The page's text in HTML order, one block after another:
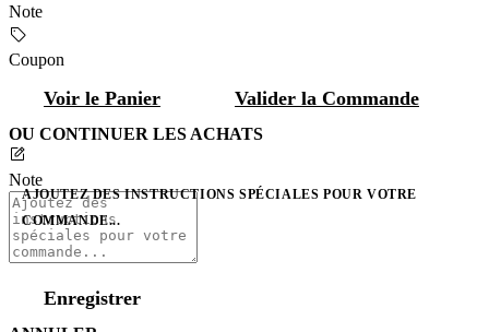
Note
Coupon
Voir le Panier Valider la Commande
OU CONTINUER LES ACHATS
Note
AJOUTEZ DES INSTRUCTIONS SPÉCIALES POUR VOTRE
COMMANDE...
Enregistrer